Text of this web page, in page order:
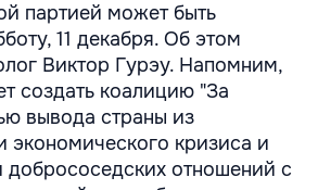
партией может быть
11 декабря. Об этом
Виктор Гурэу. Напомним,
создать коалицию "За
вывода страны из
экономического кризиса и
добрососедских отношений с